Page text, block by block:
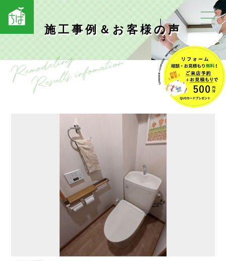
施工事例＆お客様の声